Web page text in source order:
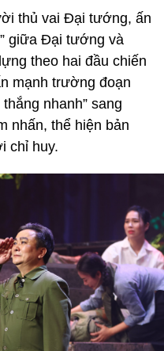
thủ vai Đại tướng, ấn
giữa Đại tướng và
theo hai đầu chiến
mạnh trường đoạn
nhanh” sang
nhấn, thể hiện bản
chỉ huy.